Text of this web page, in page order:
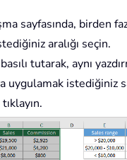
sayfasında, birden
aralığı seçin.
tutarak, aynı
uygulamak istediğiniz